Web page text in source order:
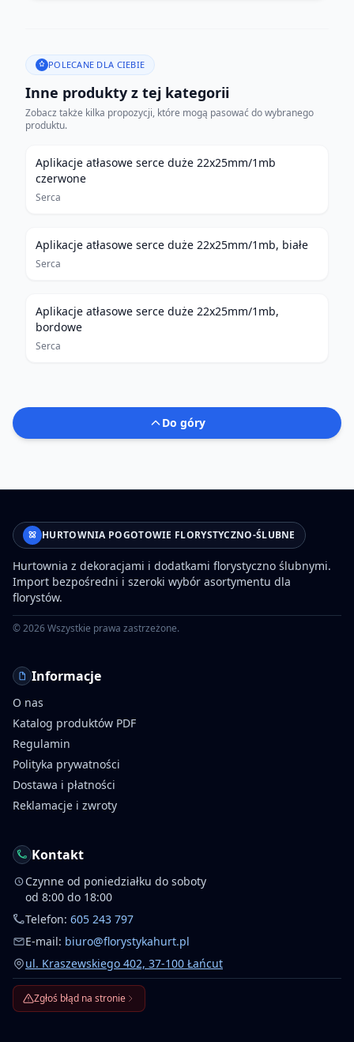
POLECANE DLA CIEBIE
Inne produkty z tej kategorii
Zobacz także kilka propozycji, które mogą pasować do wybranego
produktu.
Aplikacje atłasowe serce duże 22x25mm/1mb
czerwone
Serca
Aplikacje atłasowe serce duże 22x25mm/1mb, białe
Serca
Aplikacje atłasowe serce duże 22x25mm/1mb,
bordowe
Serca
Do góry
HURTOWNIA POGOTOWIE FLORYSTYCZNO-ŚLUBNE
Hurtownia z dekoracjami i dodatkami florystyczno ślubnymi.
Import bezpośredni i szeroki wybór asortymentu dla
florystów.
©2026Wszystkie prawa zastrzeżone.
Informacje
O nas
Katalog produktów PDF
Regulamin
Polityka prywatności
Dostawa i płatności
Reklamacje i zwroty
Kontakt
Czynne od poniedziałku do soboty
od 8:00 do 18:00
Telefon: 605 243 797
E-mail: biuro@florystykahurt.pl
ul. Kraszewskiego 402, 37-100 Łańcut
Zgłoś błąd na stronie